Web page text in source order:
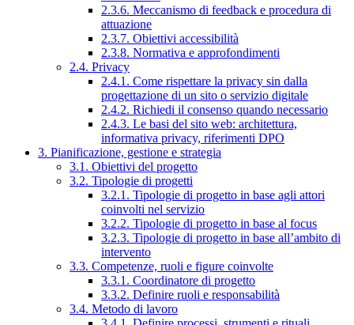
2.3.6. Meccanismo di feedback e procedura di
attuazione
2.3.7. Obiettivi accessibilità
2.3.8. Normativa e approfondimenti
2.4. Privacy
2.4.1. Come rispettare la privacy sin dalla
progettazione di un sito o servizio digitale
2.4.2. Richiedi il consenso quando necessario
2.4.3. Le basi del sito web: architettura,
informativa privacy, riferimenti DPO
3. Pianificazione, gestione e strategia
3.1. Obiettivi del progetto
3.2. Tipologie di progetti
3.2.1. Tipologie di progetto in base agli attori
coinvolti nel servizio
3.2.2. Tipologie di progetto in base al focus
3.2.3. Tipologie di progetto in base all’ambito di
intervento
3.3. Competenze, ruoli e figure coinvolte
3.3.1. Coordinatore di progetto
3.3.2. Definire ruoli e responsabilità
3.4. Metodo di lavoro